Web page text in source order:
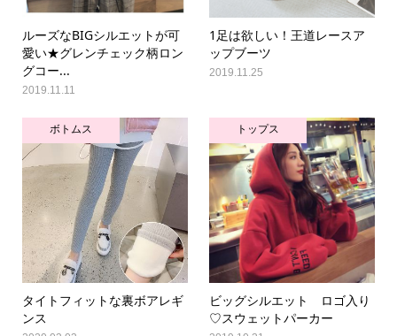
ルーズなBIGシルエットが可
愛い★グレンチェック柄ロン
グコー...
2019.11.11
1足は欲しい！王道レースア
ップブーツ
2019.11.25
ボトムス
タイトフィットな裏ボアレギ
ンス
トップス
ビッグシルエット ロゴ入り
♡スウェットパーカー